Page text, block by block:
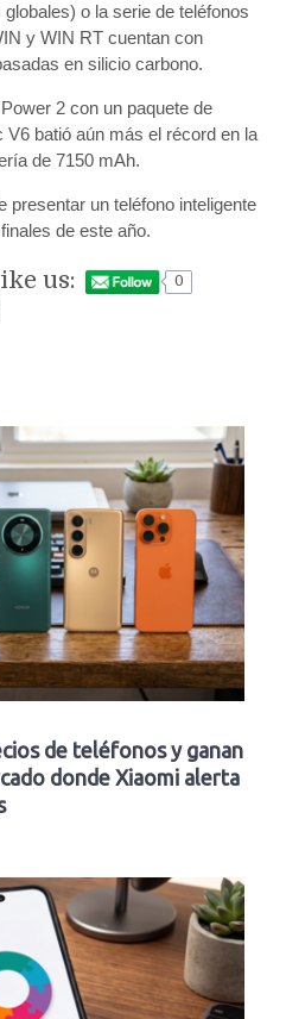
o la serie de teléfonos
y WIN RT cuentan con
en silicio carbono.
2 con un paquete de
batió aún más el récord en la
de 7150 mAh.
presentar un teléfono inteligente
de este año.
us:
0
de teléfonos y ganan
donde Xiaomi alerta